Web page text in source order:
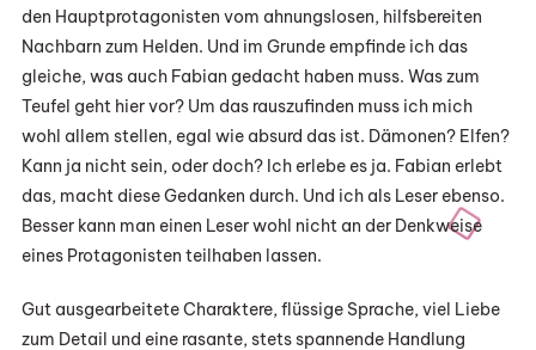
den Hauptprotagonisten vom ahnungslosen, hilfsbereiten
Nachbarn zum Helden. Und im Grunde empfinde ich das
gleiche, was auch Fabian gedacht haben muss. Was zum
Teufel geht hier vor? Um das rauszufinden muss ich mich
wohl allem stellen, egal wie absurd das ist. Dämonen? Elfen?
Kann ja nicht sein, oder doch? Ich erlebe es ja. Fabian erlebt
das, macht diese Gedanken durch. Und ich als Leser ebenso.
Besser kann man einen Leser wohl nicht an der Denkweise
eines Protagonisten teilhaben lassen.
Gut ausgearbeitete Charaktere, flüssige Sprache, viel Liebe
zum Detail und eine rasante, stets spannende Handlung